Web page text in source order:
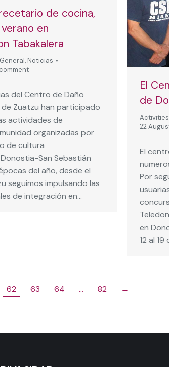
El
de
Activities
22
El
Por
en
12 al
de cocina,
en
Tabakalera
General, Noticias
del Centro de Daño
Zuatzu han participado
actividades de
organizadas por
de cultura
San Sebastián
del año, desde el
seguimos impulsando las
de integración en…
62 63 64 … 82 →